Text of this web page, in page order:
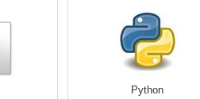
Python